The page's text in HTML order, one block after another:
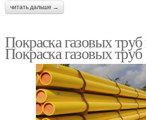
читать дальше →
Покраска газовых
Покраска газовых труб